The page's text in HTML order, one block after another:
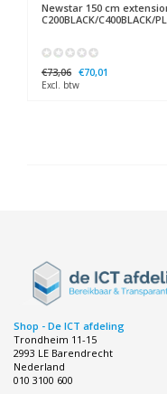
Newstar 150 cm
C200BLACK/C400BLACK/
€73,06 €70,01
Excl. btw
Shop - De ICT afdeling
Trondheim 11-15
2993 LE Barendrecht
Nederland
010 3100 600